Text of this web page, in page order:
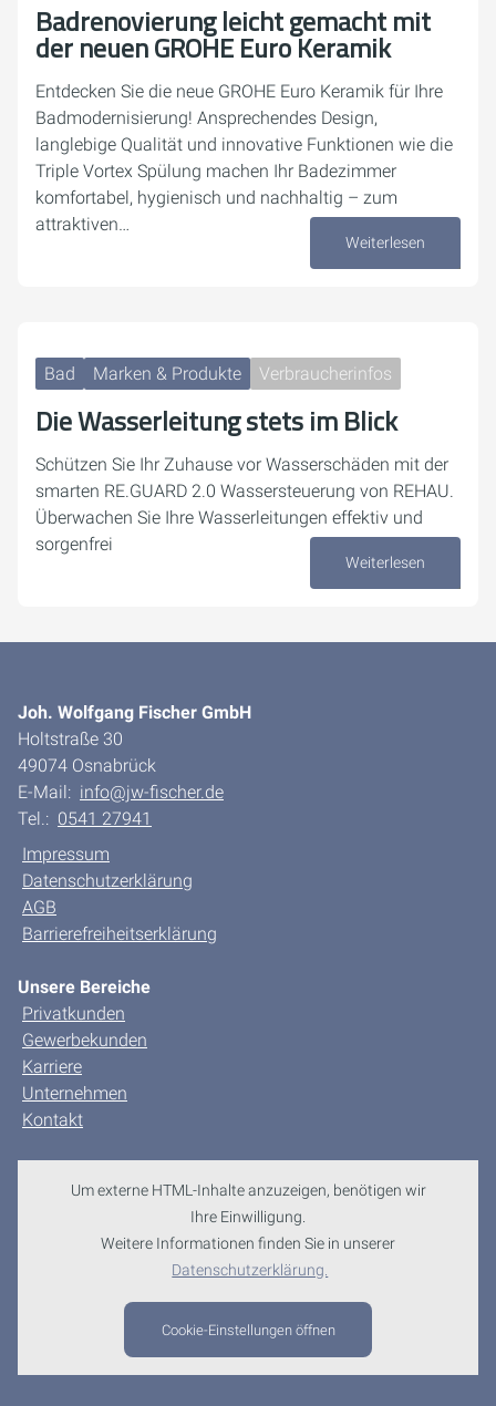
Badrenovierung leicht gemacht mit
der neuen GROHE Euro Keramik
Entdecken Sie die neue GROHE Euro Keramik für Ihre
Badmodernisierung! Ansprechendes Design,
langlebige Qualität und innovative Funktionen wie die
Triple Vortex Spülung machen Ihr Badezimmer
komfortabel, hygienisch und nachhaltig – zum
attraktiven…
Weiterlesen
Bad Marken & Produkte Verbraucherinfos
Die Wasserleitung stets im Blick
Schützen Sie Ihr Zuhause vor Wasserschäden mit der
smarten RE.GUARD 2.0 Wassersteuerung von REHAU.
Überwachen Sie Ihre Wasserleitungen effektiv und
sorgenfrei
Weiterlesen
Joh. Wolfgang Fischer GmbH
Holtstraße 30
49074 Osnabrück
E-Mail: info@jw-fischer.de
Tel.: 0541 27941
Impressum
Datenschutzerklärung
AGB
Barrierefreiheitserklärung
Unsere Bereiche
Privatkunden
Gewerbekunden
Karriere
Unternehmen
Kontakt
Um externe HTML-Inhalte anzuzeigen, benötigen wir
Ihre Einwilligung.
Weitere Informationen finden Sie in unserer
Datenschutzerklärung.
Cookie-Einstellungen öffnen